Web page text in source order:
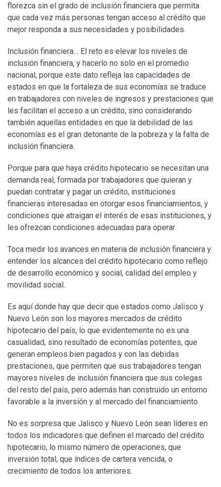
florezca sin el grado de inclusión financiera que permita
que cada vez más personas tengan acceso al crédito que
mejor responda a sus necesidades y posibilidades.
Inclusión financiera… El reto es elevar los niveles de
inclusión financiera, y hacerlo no solo en el promedio
nacional, porque este dato refleja las capacidades de
estados en que la fortaleza de sus economías se traduce
en trabajadores con niveles de ingresos y prestaciones que
les facilitan el acceso a un crédito, sino considerando
también aquellas entidades en que la debilidad de las
economías es el gran detonante de la pobreza y la falta de
inclusión financiera.
Porque para que haya crédito hipotecario se necesitan una
demanda real, formada por trabajadores que quieran y
puedan contratar y pagar un crédito, instituciones
financieras interesadas en otorgar esos financiamientos, y
condiciones que atraigan el interés de esas instituciones, y
les ofrezcan condiciones adecuadas para operar.
Toca medir los avances en materia de inclusión financiera y
entender los alcances del crédito hipotecario como reflejo
de desarrollo económico y social, calidad del empleo y
movilidad social.
Es aquí donde hay que decir que estados como Jalisco y
Nuevo León son los mayores mercados de crédito
hipotecario del país, lo que evidentemente no es una
casualidad, sino resultado de economías potentes, que
generan empleos bien pagados y con las debidas
prestaciones, que permiten que sus trabajadores tengan
mayores niveles de inclusión financiera que sus colegas
del resto del país, pero además han construido un entorno
favorable a la inversión y al mercado del financiamiento.
No es sorpresa que Jalisco y Nuevo León sean líderes en
todos los indicadores que definen el marcado del crédito
hipotecario, lo mismo número de operaciones, que
inversión total, que índices de cartera vencida, o
crecimiento de todos los anteriores.